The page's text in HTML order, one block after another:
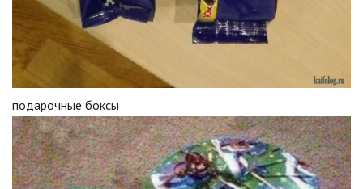
подарочные боксы